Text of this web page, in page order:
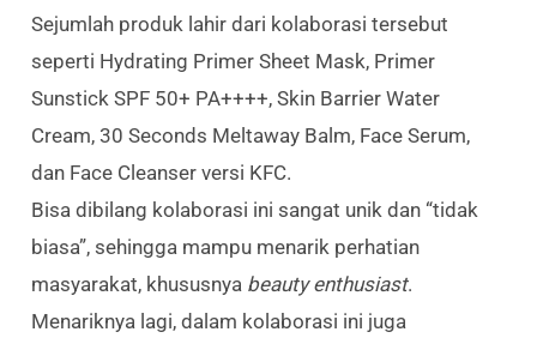
Sejumlah produk lahir dari kolaborasi tersebut
seperti Hydrating Primer Sheet Mask, Primer
Sunstick SPF 50+ PA++++, Skin Barrier Water
Cream, 30 Seconds Meltaway Balm, Face Serum,
dan Face Cleanser versi KFC.
Bisa dibilang kolaborasi ini sangat unik dan “tidak
biasa”, sehingga mampu menarik perhatian
masyarakat, khususnya beauty enthusiast.
Menariknya lagi, dalam kolaborasi ini juga